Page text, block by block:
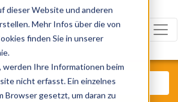
dieser Website und anderen
Mehr Infos über die von
finden Sie in unserer
werden Ihre Informationen beim
nicht erfasst. Ein einzelnes
Browser gesetzt, um daran zu
Was? Künstler, Zelte, Bands,